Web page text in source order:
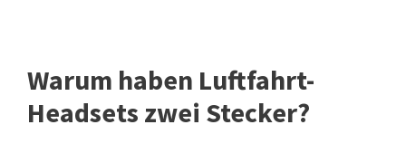
Warum haben Luftfahrt-
Headsets zwei Stecker?